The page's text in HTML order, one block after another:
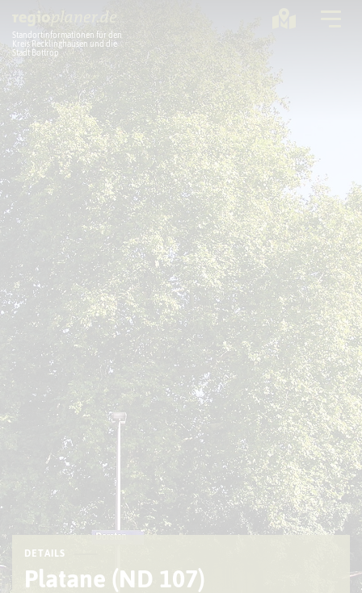
Standortinformationen für den
Kreis Recklinghausen und die
Stadt Bottrop
Planung
Standorte
Statistik
Service
DETAILS
Platane (ND 107)